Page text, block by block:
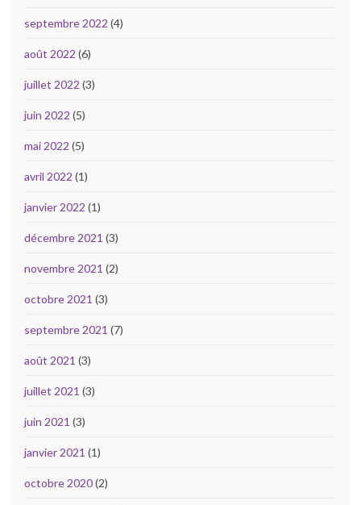
septembre 2022 (4)
août 2022 (6)
juillet 2022 (3)
juin 2022 (5)
mai 2022 (5)
avril 2022 (1)
janvier 2022 (1)
décembre 2021 (3)
novembre 2021 (2)
octobre 2021 (3)
septembre 2021 (7)
août 2021 (3)
juillet 2021 (3)
juin 2021 (3)
janvier 2021 (1)
octobre 2020(2)